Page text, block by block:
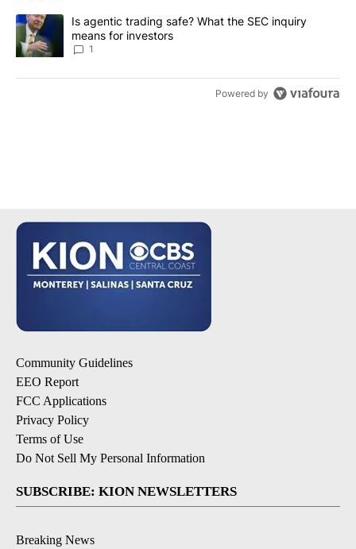
A trending article titled "Is agentic trading safe? What the SEC
Is agentic trading safe? What the SEC inquiry
means for investors
1
Powered by
Community Guidelines
EEO Report
FCC Applications
Privacy Policy
Terms of Use
Do Not Sell My Personal Information
SUBSCRIBE: KION NEWSLETTERS
Breaking News